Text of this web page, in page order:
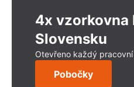
4x vzorkovna
Slovensku
Otevřeno každý
Pobočky